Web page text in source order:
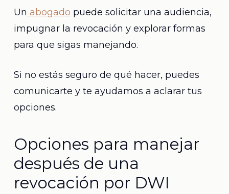
Un abogado puede solicitar una audiencia,
impugnar la revocación y explorar formas
para que sigas manejando.
Si no estás seguro de qué hacer, puedes
comunicarte y te ayudamos a aclarar tus
opciones.
Opciones para manejar
después de una
revocación por DWI